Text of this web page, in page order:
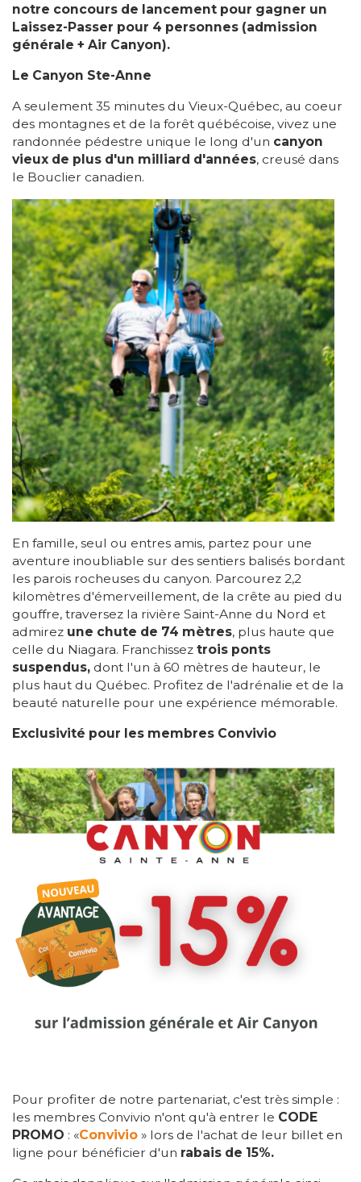
notre concours de lancement pour gagner un
Laissez-Passer pour 4 personnes (admission
générale + Air Canyon).
Le Canyon Ste-Anne
A seulement 35 minutes du Vieux-Québec, au coeur
des montagnes et de la forêt québécoise, vivez une
randonnée pédestre unique le long d'un canyon
vieux de plus d'un milliard d'années, creusé dans
le Bouclier canadien.
En famille, seul ou entres amis, partez pour une
aventure inoubliable sur des sentiers balisés bordant
les parois rocheuses du canyon. Parcourez 2,2
kilomètres d'émerveillement, de la crête au pied du
gouffre, traversez la rivière Saint-Anne du Nord et
admirez une chute de 74 mètres, plus haute que
celle du Niagara. Franchissez trois ponts
suspendus, dont l'un à 60 mètres de hauteur, le
plus haut du Québec. Profitez de l'adrénalie et de la
beauté naturelle pour une expérience mémorable.
Exclusivité pour les membres Convivio
Pour profiter de notre partenariat, c'est très simple :
les membres Convivio n'ont qu'à entrer le CODE
PROMO : «Convivio » lors de l'achat de leur billet en
ligne pour bénéficier d'un rabais de 15%.